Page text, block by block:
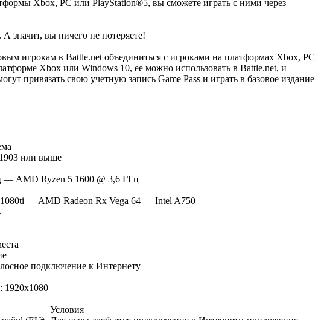
Xbox, PC или PlayStation®5, вы сможете играть с ними через
значит, вы ничего не потеряете!
игрокам в Battle.net объединиться с игроками на платформах Xbox, PC
Xbox или Windows 10, ее можно использовать в Battle.net, и
привязать свою учетную запись Game Pass и играть в базовое издание
или выше
— AMD Ryzen 5 1600 @ 3,6 ГГц
— AMD Radeon Rx Vega 64 — Intel A750
подключение к Интернету
1920x1080
Условия